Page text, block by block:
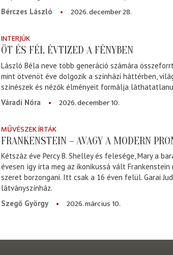
Bérczes László
2026. december 28.
INTERJÚK
ÖT ÉS FÉL ÉVTIZED A FÉNYBEN
László Béla neve több generáció számára
mint ötvenöt éve dolgozik a színházi háttérben,
színészek és nézők élményeit formálja
Váradi Nóra
2026. december 10.
MŰVÉSZEK ÍRTÁK
FRANKENSTEIN – AVAGY A MODERN
Kétszáz éve Percy B. Shelley és felesége, Mary a
évesen így írta meg az ikonikussá vált
szeret borzongani. Itt csak a 16 éven felül. Garai
látványszínház.
Szegő György
2026. március 10.